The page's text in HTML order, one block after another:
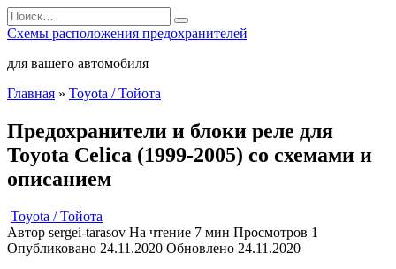
Перейти
к
содержанию
Search
for:
Схемы расположения предохранителей
для вашего автомобиля
Главная » Toyota / Тойота
Предохранители и блоки реле для
Toyota Celica (1999-2005) со схемами и
описанием
Toyota / Тойота
Автор sergei-tarasov На чтение 7 мин Просмотров 1
Опубликовано 24.11.2020 Обновлено 24.11.2020